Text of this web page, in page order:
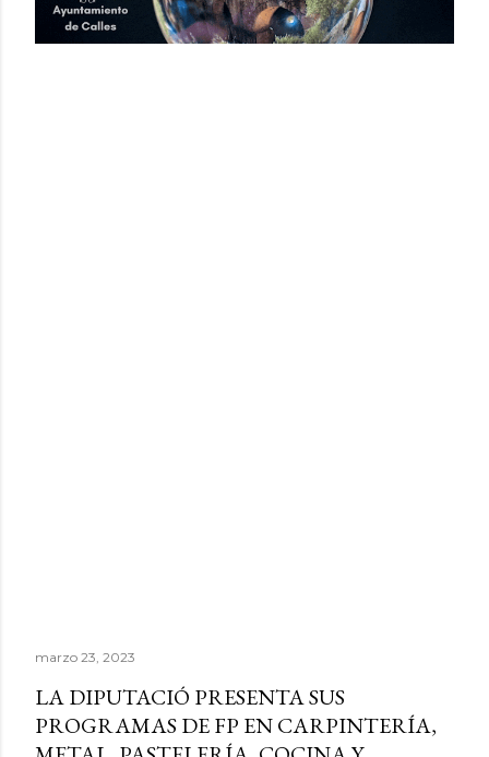
marzo 23, 2023
LA DIPUTACIÓ PRESENTA SUS
PROGRAMAS DE FP EN CARPINTERÍA,